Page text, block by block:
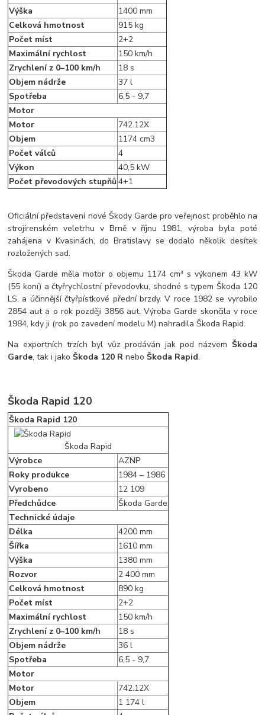
Výška
1400 mm
Celková hmotnost
915 kg
Počet míst
2+2
Maximální rychlost
150 km/h
Zrychlení z 0–100 km/h
18 s
Objem nádrže
37 l
Spotřeba
6,5 - 9,7
Motor
Motor
742.12X
Objem
1174 cm3
Počet válců
4
Výkon
40,5 kW
Počet převodových stupňů4+1
Oficiální představení nové Škody Garde pro veřejnost proběhlo na
strojírenském veletrhu v Brně v říjnu 1981, výroba byla poté
zahájena v Kvasinách, do Bratislavy se dodalo několik desítek
rozložených sad.
Škoda Garde měla motor o objemu 1174 cm³ s výkonem 43 kW
(55 koní) a čtyřrychlostní převodovku, shodné s typem Škoda 120
LS, a účinnější čtyřpístkové přední brzdy. V roce 1982 se vyrobilo
2854 aut a o rok později 3856 aut. Výroba Garde skončila v roce
1984, kdy ji (rok po zavedení modelu M) nahradila Škoda Rapid.
Na exportních trzích byl vůz prodáván jak pod názvem Škoda
Garde, tak i jakoŠkoda 120 R neboŠkoda Rapid.
Škoda Rapid 120
Škoda Rapid 120
Škoda Rapid
Výrobce
AZNP
Roky produkce
1984 – 1986
Vyrobeno
12 109
Předchůdce
Škoda Garde
Technické údaje
Délka
4200 mm
Šířka
1610 mm
Výška
1380 mm
Rozvor
2 400 mm
Celková hmotnost
890 kg
Počet míst
2+2
Maximální rychlost
150 km/h
Zrychlení z 0–100 km/h
18 s
Objem nádrže
36 l
Spotřeba
6,5 - 9,7
Motor
Motor
742.12X
Objem
1 174 l